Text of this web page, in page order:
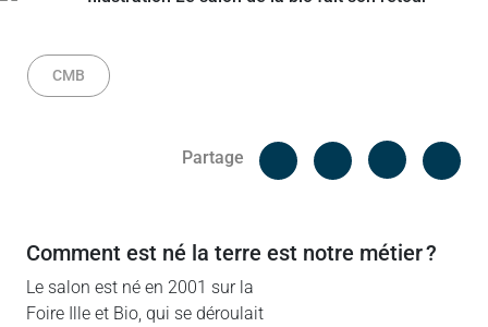
CMB
Partage
Facebook
comment est né la terre est notre métier ?
Le salon est né en 2001 sur la
Foire Ille et Bio, qui se déroulait